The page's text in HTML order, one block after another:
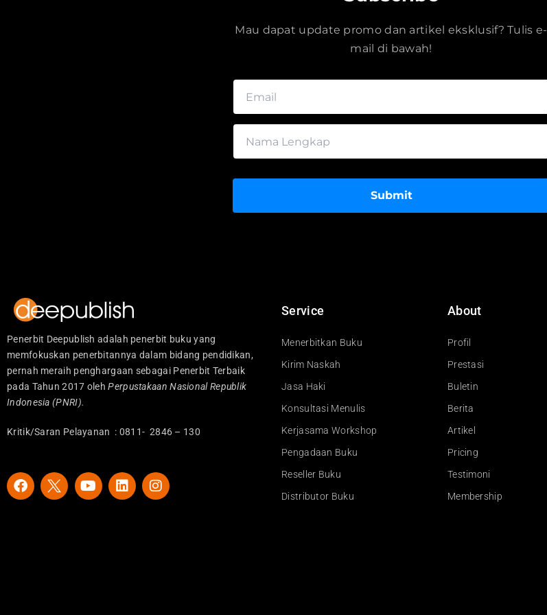
Mau dapat update promo dan artikel eksklusif? Tulis e-
mail di bawah!
Submit
Penerbit Deepublish adalah penerbit buku yang
memfokuskan penerbitannya dalam bidang pendidikan,
pernah meraih penghargaan sebagai Penerbit Terbaik
pada Tahun 2017 olehPerpustakaan Nasional Republik
Indonesia (PNRI).
Kritik/Saran Pelayanan : 0811- 2846 – 130
F
a
Y
o
L
i
I
n
Service
Menerbitkan Buku
Kirim Naskah
Jasa Haki
Konsultasi Menulis
Kerjasama Workshop
Pengadaan Buku
Reseller Buku
Distributor Buku
About
Profil
Prestasi
Buletin
Berita
Artikel
Pricing
Testimoni
Membership